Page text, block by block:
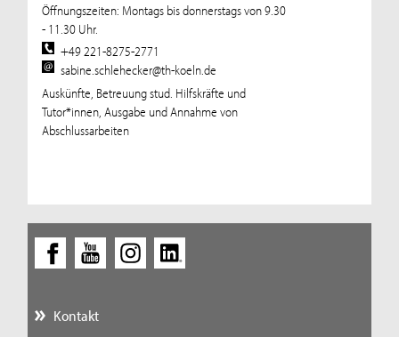
Öffnungszeiten: Montags bis donnerstags von 9.30
- 11.30 Uhr.
+49 221-8275-2771
sabine.schlehecker@th-koeln.de
Auskünfte, Betreuung stud. Hilfskräfte und
Tutor*innen, Ausgabe und Annahme von
Abschlussarbeiten
Kontakt